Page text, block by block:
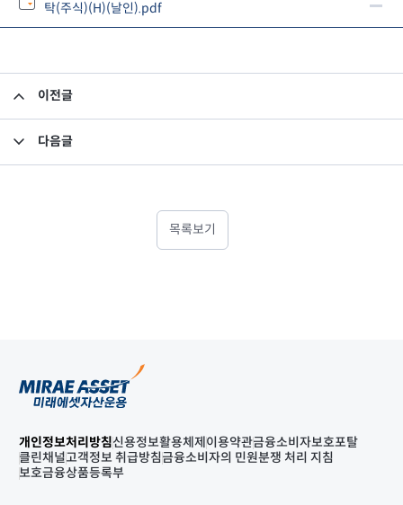
탁(주식)(H)(날인).pdf
이전글
다음글
목록보기
개인정보처리방침신용정보활용체제 이용약관금융소비자보호포탈
클린채널고객정보 취급방침금융소비자의 민원분쟁 처리 지침
보호금융상품등록부